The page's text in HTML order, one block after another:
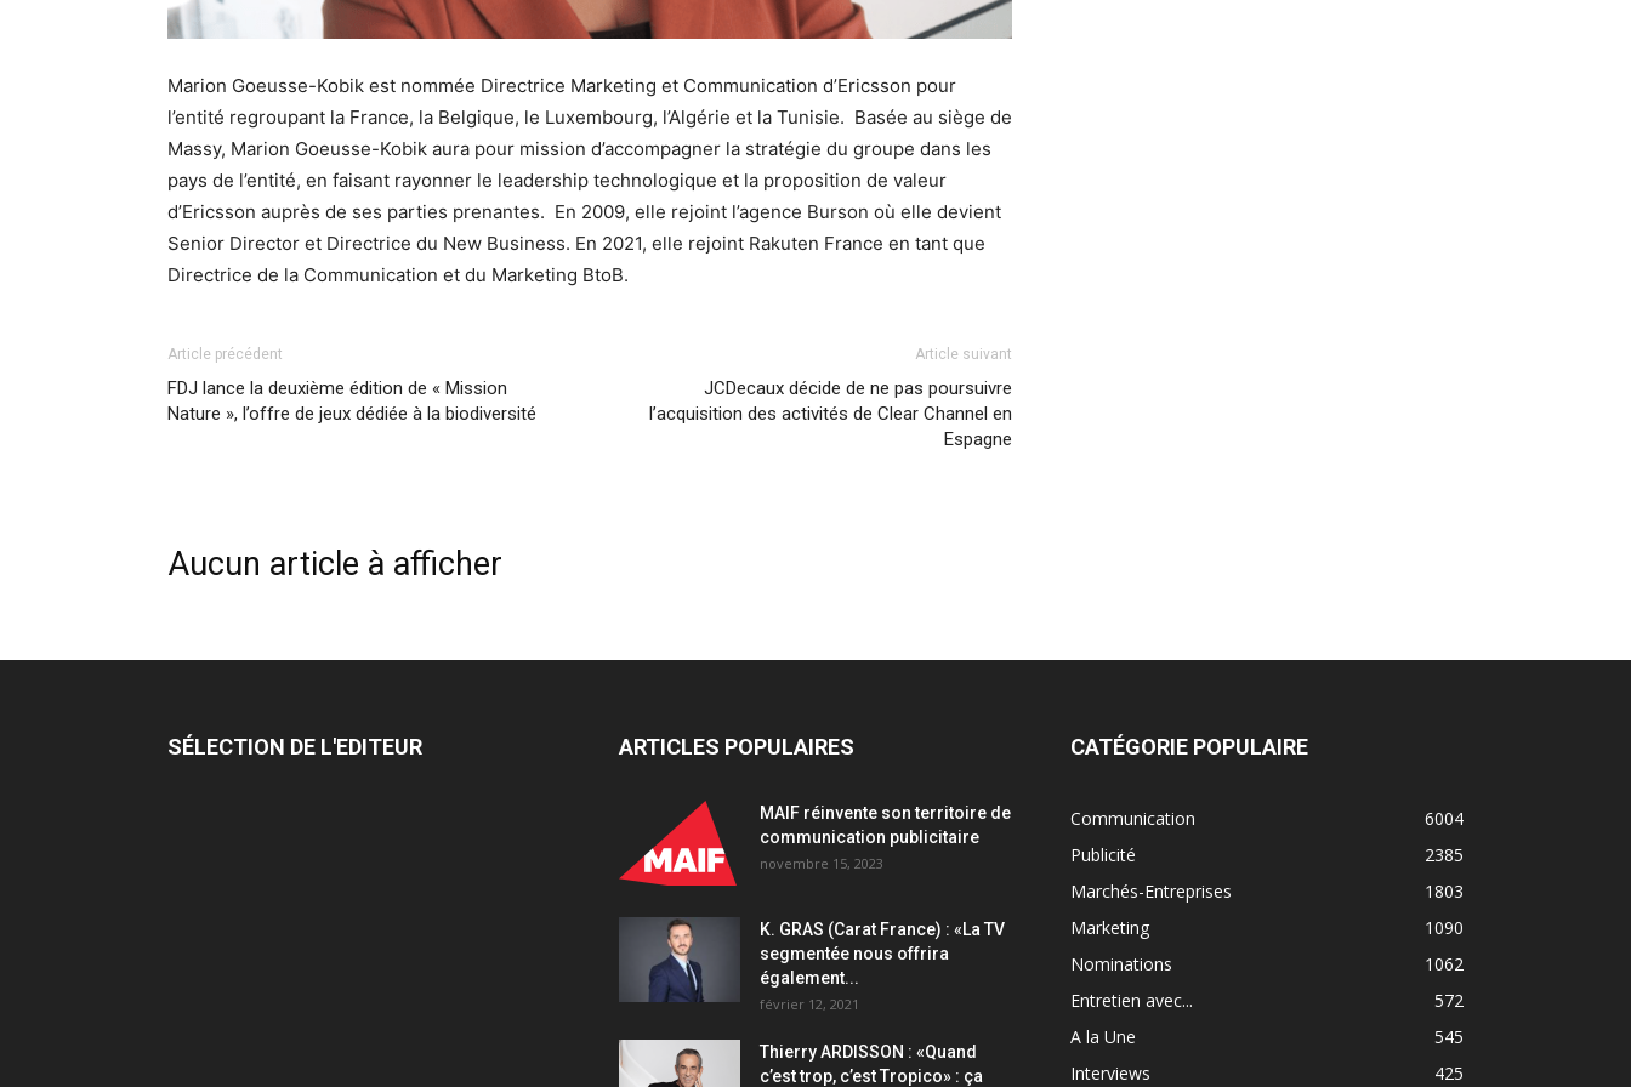
Marion Goeusse-Kobik est nommée Directrice Marketing et Communication d’Ericsson pour
l’entité regroupant la France, la Belgique, le Luxembourg, l’Algérie et la Tunisie. Basée au siège de
Massy, Marion Goeusse-Kobik aura pour mission d’accompagner la stratégie du groupe dans les
pays de l’entité, en faisant rayonner le leadership technologique et la proposition de valeur
d’Ericsson auprès de ses parties prenantes. En 2009, elle rejoint l’agence Burson où elle devient
Senior Director et Directrice du New Business. En 2021, elle rejoint Rakuten France en tant que
Directrice de la Communication et du Marketing BtoB.
Article précédent
FDJ lance la deuxième édition de « Mission
Nature », l’offre de jeux dédiée à la biodiversité
Article suivant
JCDecaux décide de ne pas poursuivre
l’acquisition des activités de Clear Channel en
Espagne
Aucun article à afficher
SÉLECTION DE L'EDITEUR ARTICLES POPULAIRES
MAIF réinvente son territoire de
communication publicitaire
novembre 15, 2023
K. GRAS (Carat France) : «La TV
segmentée nous offrira
également...
février 12, 2021
Thierry ARDISSON : «Quand
c’est trop, c’est Tropico» : ça
CATÉGORIE POPULAIRE
Communication
6004
Publicité
2385
Marchés-Entreprises
1803
Marketing
1090
Nominations
1062
Entretien avec...
572
A la Une
545
Interviews
425